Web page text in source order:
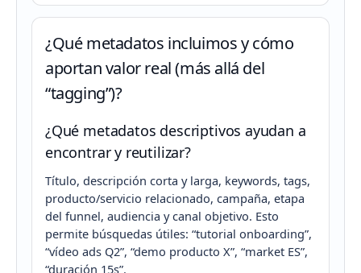
¿Qué metadatos incluimos y cómo
aportan valor real (más allá del
“tagging”)?
¿Qué metadatos descriptivos ayudan a
encontrar y reutilizar?
Título, descripción corta y larga, keywords, tags,
producto/servicio relacionado, campaña, etapa
del funnel, audiencia y canal objetivo. Esto
permite búsquedas útiles: “tutorial onboarding”,
“vídeo ads Q2”, “demo producto X”, “market ES”,
“duración 15s”.